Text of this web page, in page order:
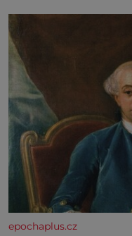
epochaplus.cz